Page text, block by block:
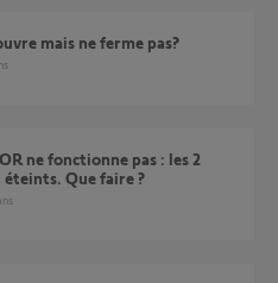
mais ne ferme pas?
Que faire ?